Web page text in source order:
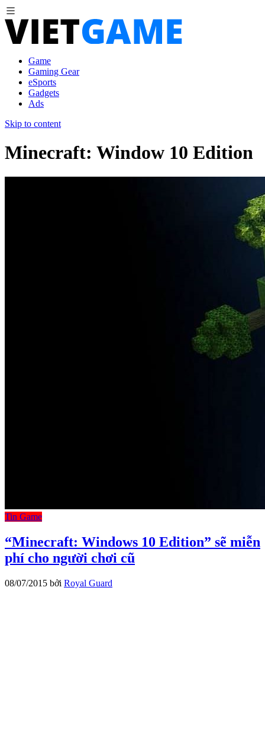
Game
Gaming Gear
eSports
Gadgets
Ads
Skip to content
Minecraft: Window 10 Edition
Tin Game
“Minecraft: Windows 10 Edition” sẽ miễn
phí cho người chơi cũ
08/07/2015 bởi Royal Guard